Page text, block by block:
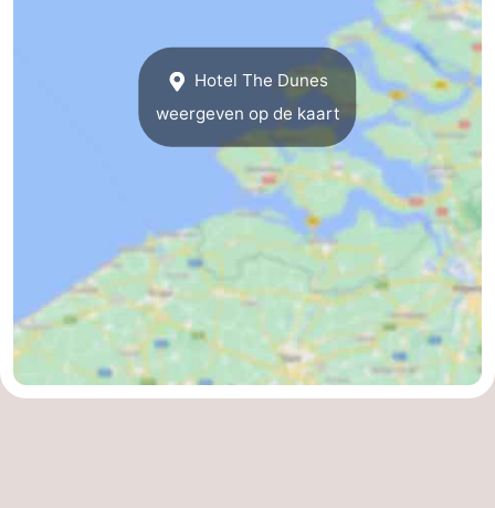
Schouwen
Veere
Natuur
Oranjezon
-
Oostkapelle
-
Hotel The Dunes
weergeven op de kaart